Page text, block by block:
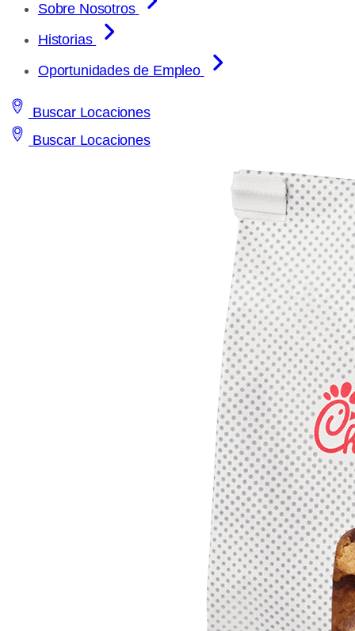
Sobre Nosotros
Historias
Oportunidades de Empleo
Buscar Locaciones
Buscar Locaciones